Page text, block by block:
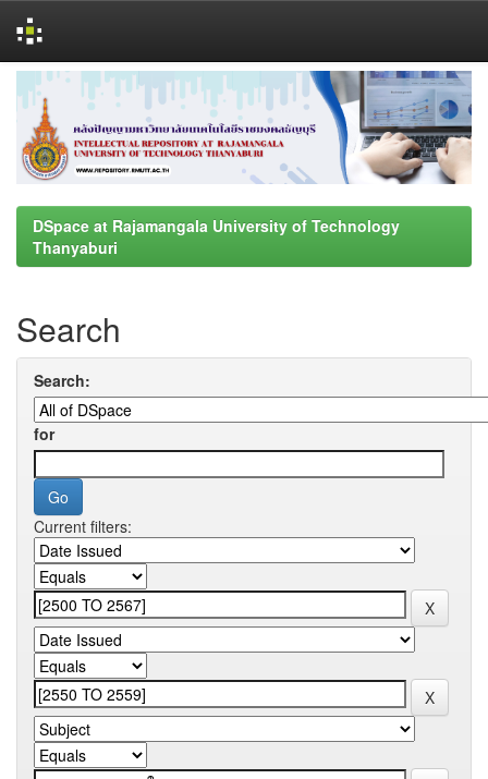
navigation
DSpace at Rajamangala University of Technology
Thanyaburi
Search
Search:
for
Current filters: